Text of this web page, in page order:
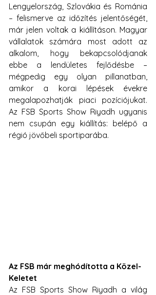
Lengyelország, Szlovákia és Románia
– felismerve az időzítés jelentőségét,
már jelen voltak a kiállításon. Magyar
vállalatok számára most adott az
alkalom, hogy bekapcsolódjanak
ebbe a lendületes fejlődésbe –
mégpedig egy olyan pillanatban,
amikor a korai lépések évekre
megalapozhatják piaci pozíciójukat.
Az FSB Sports Show Riyadh ugyanis
nem csupán egy kiállítás: belépő a
régió jövőbeli sportiparába.
Az FSB már meghódította a Közel-
Keletet
Az FSB Sports Show Riyadh a világ